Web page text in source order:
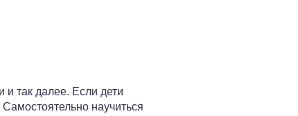
и так далее. Если дети
научиться